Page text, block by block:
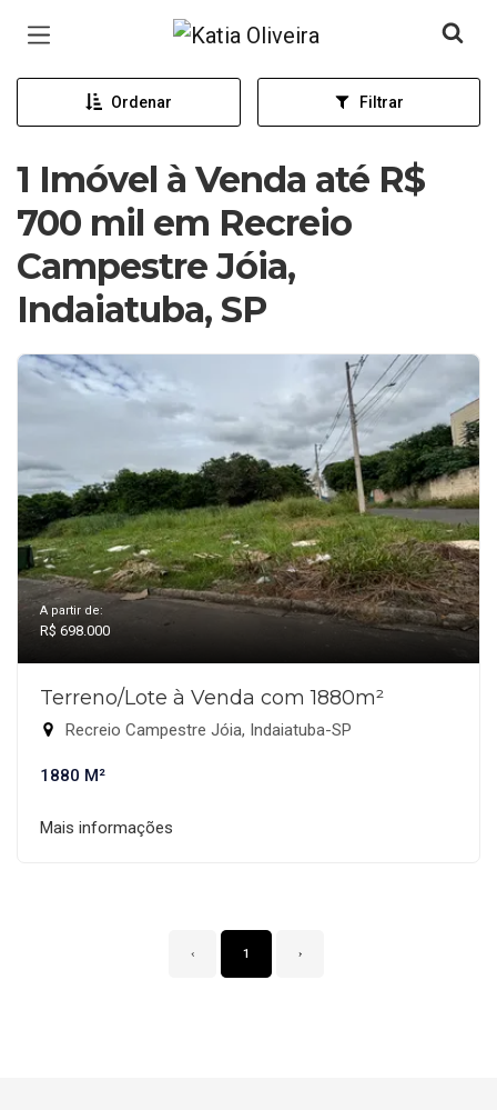
Página inicial
Ordenar Filtrar
1 Imóvel à Venda até R$
700 mil em Recreio
Campestre Jóia,
Indaiatuba, SP
A partir de:
R$ 698.000
Terreno/Lote à Venda com 1880m²
Recreio Campestre Jóia, Indaiatuba-SP
1880 M²
Mais informações
‹ 1 ›